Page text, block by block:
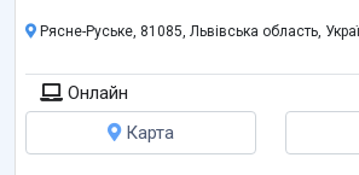
Рясне-Руське, 81085, Львівська область,
Онлайн
Карта